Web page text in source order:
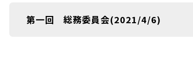
第一回 総務委員会(2021/4/6)